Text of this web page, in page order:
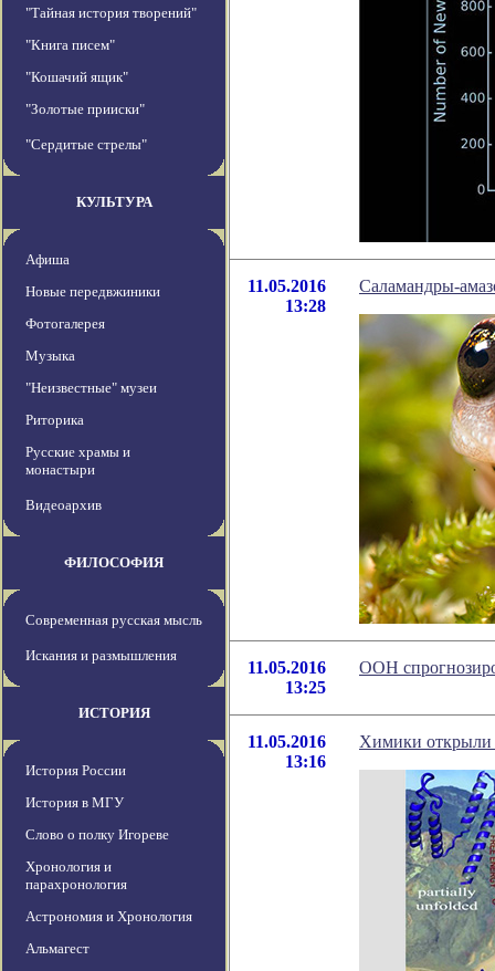
"Тайная история творений"
"Книга писем"
"Кошачий ящик"
"Золотые прииски"
"Сердитые стрелы"
КУЛЬТУРА
Афиша
Новые передвжиники
Фотогалерея
Музыка
"Неизвестные" музеи
Риторика
Русские храмы и
монастыри
Видеоархив
ФИЛОСОФИЯ
Современная русская мысль
Искания и размышления
ИСТОРИЯ
История России
История в МГУ
Слово о полку Игореве
Хронология и
парахронология
Астрономия и Хронология
Альмагест
11.05.2016
13:28
Саламандры-
11.05.2016
13:25
ООН
11.05.2016
13:16
Химики открыли